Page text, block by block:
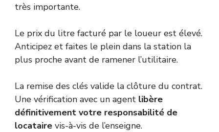
très importante.
Le prix du litre facturé par le loueur est élevé.
Anticipez et faites le plein dans la station la
plus proche avant de ramener l’utilitaire.
La remise des clés valide la clôture du contrat.
Une vérification avec un agent libère
définitivement votre responsabilité de
locataire vis-à-vis de l’enseigne.